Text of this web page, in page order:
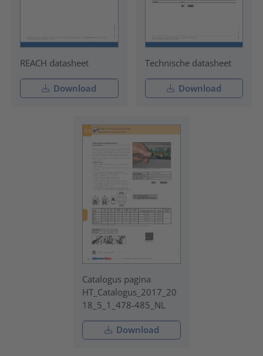
REACH datasheet
Download
Technische datasheet
Download
Catalogus pagina
HT_Catalogus_2017_20
18_5_1_478-485_NL
Download